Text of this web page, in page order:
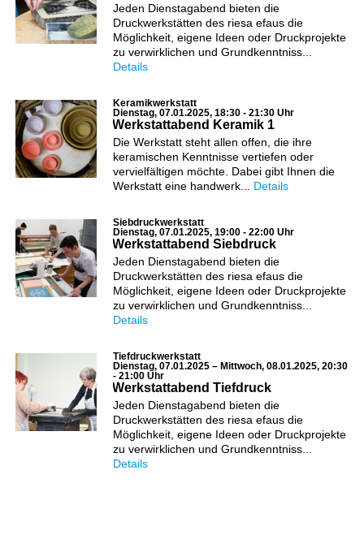
Jeden Dienstagabend bieten die
Druckwerkstätten des riesa efaus die
Möglichkeit, eigene Ideen oder Druckprojekte
zu verwirklichen und Grundkenntniss...
Details
Keramikwerkstatt
Dienstag, 07.01.2025, 18:30 - 21:30 Uhr
Werkstattabend Keramik 1
Die Werkstatt steht allen offen, die ihre
keramischen Kenntnisse vertiefen oder
vervielfältigen möchte. Dabei gibt Ihnen die
Werkstatt eine handwerk... Details
Siebdruckwerkstatt
Dienstag, 07.01.2025, 19:00 - 22:00 Uhr
Werkstattabend Siebdruck
Jeden Dienstagabend bieten die
Druckwerkstätten des riesa efaus die
Möglichkeit, eigene Ideen oder Druckprojekte
zu verwirklichen und Grundkenntniss...
Details
Tiefdruckwerkstatt
Dienstag, 07.01.2025 – Mittwoch, 08.01.2025, 20:30
- 21:00 Uhr
Werkstattabend Tiefdruck
Jeden Dienstagabend bieten die
Druckwerkstätten des riesa efaus die
Möglichkeit, eigene Ideen oder Druckprojekte
zu verwirklichen und Grundkenntniss...
Details